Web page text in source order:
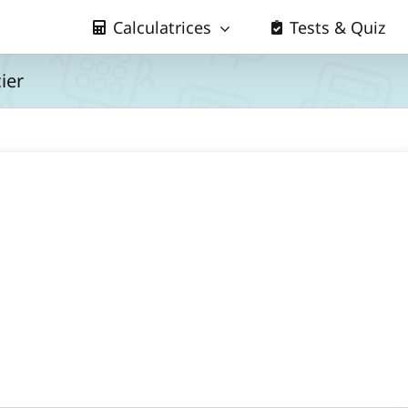
Calculatrices Tests & Quiz